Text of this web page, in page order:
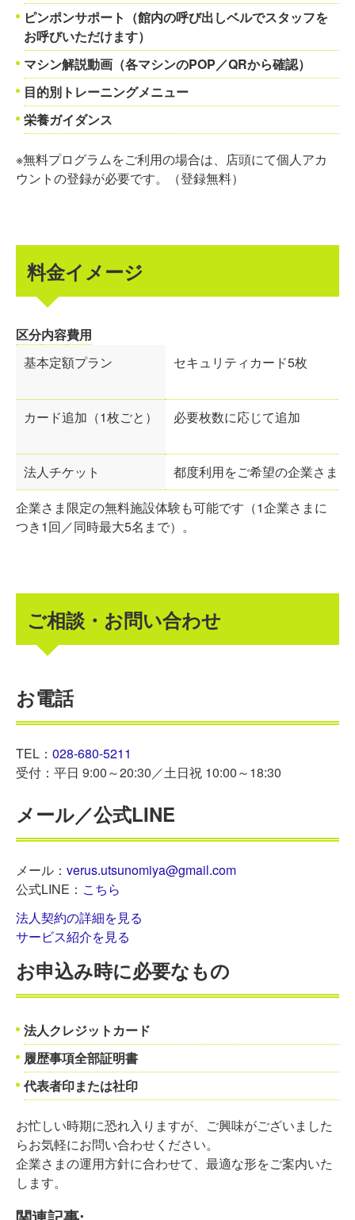
ピンポンサポート（館内の呼び出しベルでスタッフを
お呼びいただけます）
マシン解説動画（各マシンのPOP／QRから確認）
目的別トレーニングメニュー
栄養ガイダンス
※無料プログラムをご利用の場合は、店頭にて個人アカ
ウントの登録が必要です。（登録無料）
料金イメージ
区分内容費用
基本定額プラン
セキュリティカード5枚
カード追加（1枚ごと） 必要枚数に応じて追加
法人チケット
都度利用をご希望の企業さま向
企業さま限定の無料施設体験も可能です（1企業さまに
つき1回／同時最大5名まで）。
ご相談・お問い合わせ
お電話
TEL： 028-680-5211
受付：平日 9:00～20:30／土日祝 10:00～18:30
メール／公式LINE
メール： verus.utsunomiya@gmail.com
公式LINE： こちら
法人契約の詳細を見る
サービス紹介を見る
お申込み時に必要なもの
法人クレジットカード
履歴事項全部証明書
代表者印または社印
お忙しい時期に恐れ入りますが、ご興味がございました
らお気軽にお問い合わせください。
企業さまの運用方針に合わせて、最適な形をご案内いた
します。